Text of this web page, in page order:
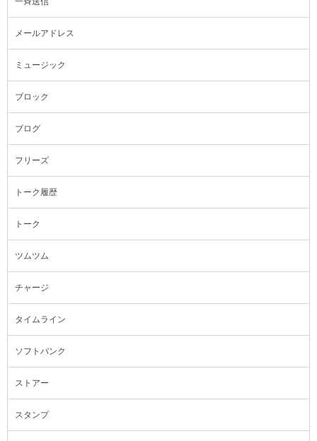
メールアドレス
ミュージック
ブロック
ブログ
フリーズ
トーク履歴
トーク
ツムツム
チャージ
タイムライン
ソフトバンク
ストアー
スタンプ